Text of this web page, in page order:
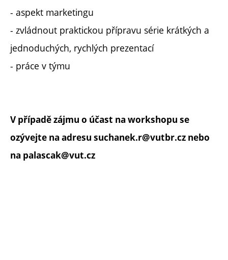
- aspekt marketingu
- zvládnout praktickou přípravu série krátkých a
jednoduchých, rychlých prezentací
- práce v týmu
V případě zájmu o účast na workshopu se
ozývejte na adresu suchanek.r@vutbr.cz nebo
na palascak@vut.cz